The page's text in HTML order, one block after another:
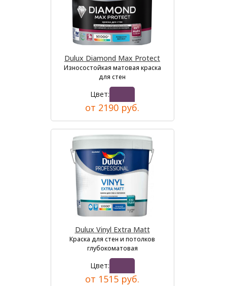
Dulux Diamond Max Protect
Износостойкая матовая краска
для стен
Цвет:
от 2190 руб.
Dulux Vinyl Extra Matt
Краска для стен и потолков
глубокоматовая
Цвет:
от 1515 руб.